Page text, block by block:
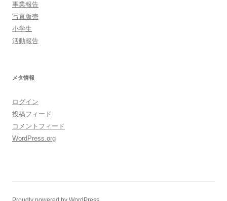
事業報告
写真版売
小学生
活動報告
メタ情報
ログイン
投稿フィード
コメントフィード
WordPress.org